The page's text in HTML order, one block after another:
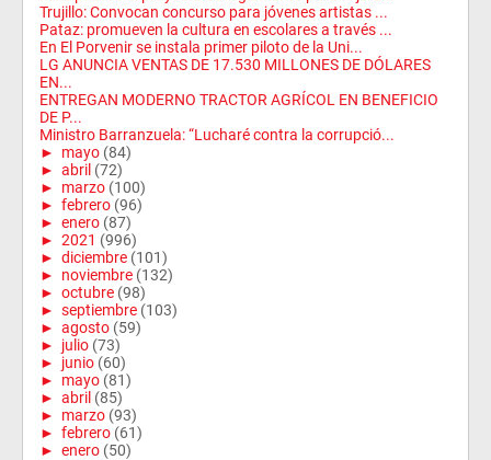
Trujillo: Convocan concurso para jóvenes artistas ...
Pataz: promueven la cultura en escolares a través ...
En El Porvenir se instala primer piloto de la Uni...
LG ANUNCIA VENTAS DE 17.530 MILLONES DE DÓLARES
EN...
ENTREGAN MODERNO TRACTOR AGRÍCOL EN BENEFICIO
DE P...
Ministro Barranzuela: “Lucharé contra la corrupció...
► mayo (84)
► abril (72)
► marzo (100)
► febrero (96)
► enero (87)
► 2021 (996)
► diciembre (101)
► noviembre (132)
► octubre (98)
► septiembre (103)
► agosto (59)
► julio (73)
► junio (60)
► mayo (81)
► abril (85)
► marzo (93)
► febrero (61)
► enero (50)